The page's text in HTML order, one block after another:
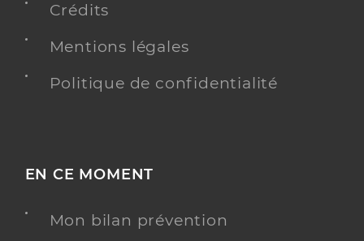
Crédits
Mentions légales
Politique de confidentialité
EN CE MOMENT
Mon bilan prévention